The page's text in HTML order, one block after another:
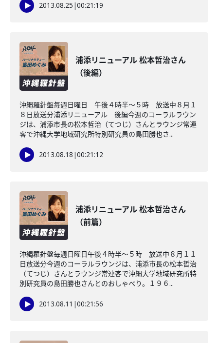
2013.08.25 |00:21:19
浦添リニューアル 松本哲治さん
（後編）
沖縄羅針盤毎週日曜日 午後４時半～５時 放送中８月１
８日放送分浦添リニューアル 後編今週のコーラルラウン
ジは、浦添市長の松本哲治（てつじ）さんとラウンジ常連
客で沖縄大学地域研究所特別研究員の島田勝也さ...
2013.08.18 |00:21:12
浦添リニューアル 松本哲治さん
（前篇）
沖縄羅針盤毎週日曜日午後４時半～５時 放送中８月１１
日放送分今週のコーラルラウンジは、浦添市長の松本哲治
（てつじ）さんとラウンジ常連客で沖縄大学地域研究所特
別研究員の島田勝也さんとのおしゃべり。１９６...
2013.08.11 |00:21:56